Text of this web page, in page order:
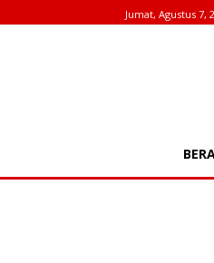
Jumat, Agustus 7,